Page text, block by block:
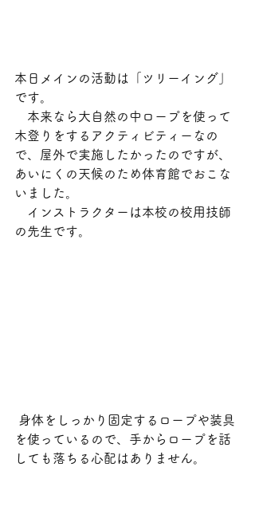
本日メインの活動は「ツリーイング」
です。
本来なら大自然の中ロープを使って
木登りをするアクティビティーなの
で、屋外で実施したかったのですが、
あいにくの天候のため体育館でおこな
いました。
インストラクターは本校の校用技師
の先生です。
を使っているので、手からロープを話
しても落ちる心配はありません。